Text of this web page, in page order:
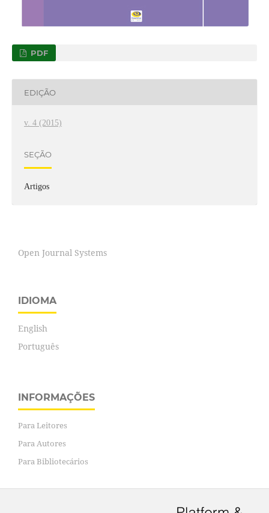
PDF
EDIÇÃO
v. 4 (2015)
SEÇÃO
Artigos
Open Journal Systems
IDIOMA
English
Português
INFORMAÇÕES
Para Leitores
Para Autores
Para Bibliotecários